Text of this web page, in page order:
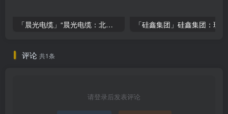
「晨光电缆」“晨光电缆：北交所上市，盈利稳定，但面临行业挑战
评论 共1条
请登录后发表评论